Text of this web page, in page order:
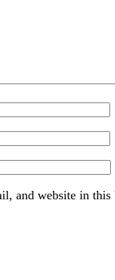
and website in